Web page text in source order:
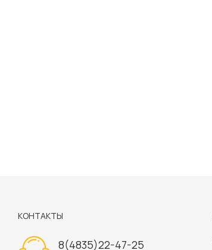
КОНТАКТЫ
8(4835)22-47-25